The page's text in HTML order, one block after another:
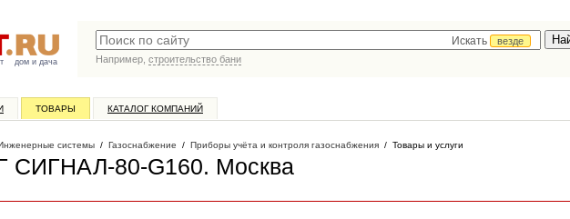
дом и дача
Искать
везде
Например, строительство бани
ТОВАРЫ КАТАЛОГ КОМПАНИЙ
системы / Газоснабжение / Приборы учёта и контроля газоснабжения / Товары и услуги
СИГНАЛ-80-G160. Москва